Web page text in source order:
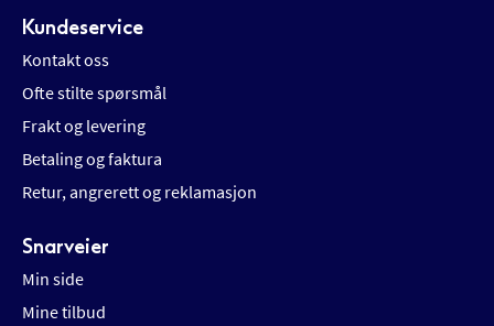
Kundeservice
Kontakt oss
Ofte stilte spørsmål
Frakt og levering
Betaling og faktura
Retur, angrerett og reklamasjon
Snarveier
Min side
Mine tilbud